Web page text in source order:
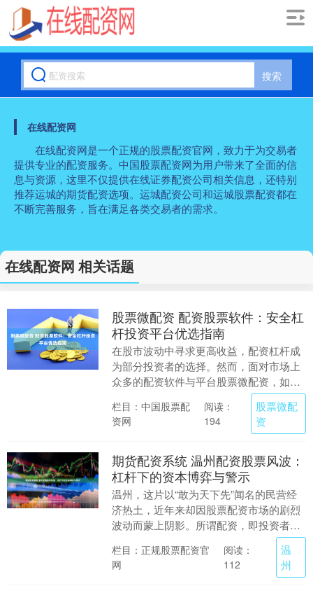
搜索
在线配资网
在线配资网是一个正规的股票配资官网，致力于为交易者
提供专业的配资服务。中国股票配资网为用户带来了全面的信
息与资源，这里不仅提供在线证券配资公司相关信息，还特别
推荐运城的期货配资选项。运城配资公司和运城股票配资都在
不断完善服务，旨在满足各类交易者的需求。
在线配资网 相关话题
股票微配资 配资股票软件：安全杠
杆投资平台优选指南
在股市波动中寻求更高收益，配资杠杆成
为部分投资者的选择。然而，面对市场上
众多的配资软件与平台股票微配资，如何
安全、合规地进行杠杆投资，是每位投资
者必须审慎对待的....
栏目：中国股票配
资网
阅读：
194
股票微配
资
期货配资系统 温州配资股票风波：
杠杆下的资本博弈与警示
温州，这片以“敢为天下先”闻名的民营经
济热土，近年来却因股票配资市场的剧烈
波动而蒙上阴影。所谓配资，即投资者通
过借贷杠杆放大本金进行股票交易，这本
是资本市场中常....
栏目：正规股票配资官
网
阅读：
112
温
州